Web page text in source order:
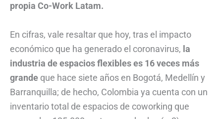
propia Co-Work Latam.
En cifras, vale resaltar que hoy, tras el impacto
económico que ha generado el coronavirus, la
industria de espacios flexibles es 16 veces más
grande que hace siete años en Bogotá, Medellín y
Barranquilla; de hecho, Colombia ya cuenta con un
inventario total de espacios de coworking que